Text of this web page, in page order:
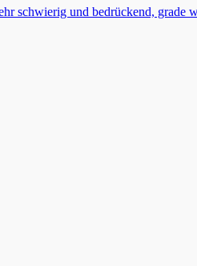
schwierig und bedrückend,